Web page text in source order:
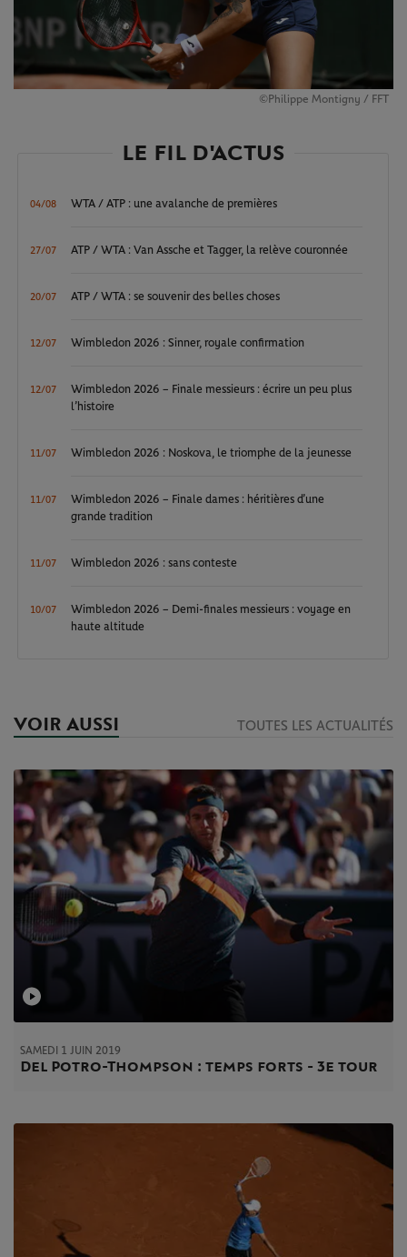
©Philippe Montigny / FFT
LE FIL D'ACTUS
04/08 WTA / ATP : une avalanche de premières
27/07 ATP / WTA : Van Assche et Tagger, la relève couronnée
20/07 ATP / WTA : se souvenir des belles choses
12/07 Wimbledon 2026 : Sinner, royale confirmation
12/07
Wimbledon 2026 – Finale messieurs : écrire un peu plus
l’histoire
11/07 Wimbledon 2026 : Noskova, le triomphe de la jeunesse
11/07
Wimbledon 2026 – Finale dames : héritières d’une
grande tradition
11/07 Wimbledon 2026 : sans conteste
10/07
Wimbledon 2026 – Demi-finales messieurs : voyage en
haute altitude
VOIR AUSSI TOUTES LES ACTUALITÉS
SAMEDI 1 JUIN 2019
Del Potro-Thompson : temps forts - 3e tour